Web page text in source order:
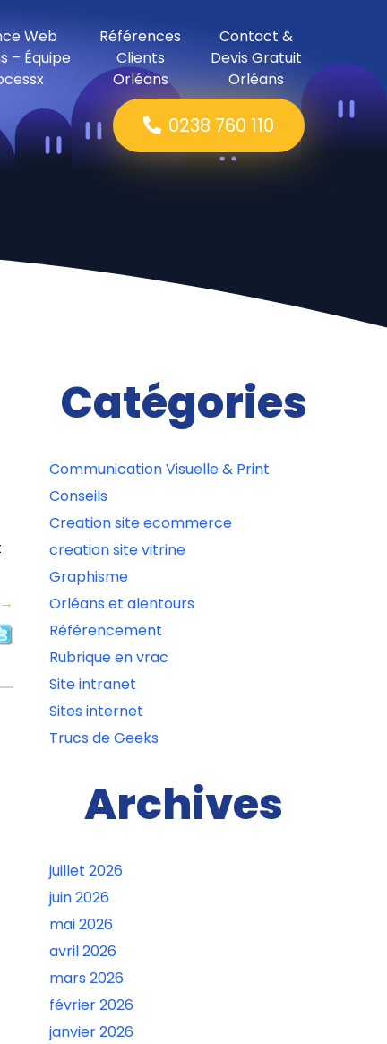
Web
– Équipe
Références
Clients
Orléans
Contact &
Devis Gratuit
Orléans
0238 760 110
→
Catégories
Communication Visuelle & Print
Conseils
Creation site ecommerce
creation site vitrine
Graphisme
Orléans et alentours
Référencement
Rubrique en vrac
Site intranet
Sites internet
Trucs de Geeks
Archives
juillet 2026
juin 2026
mai 2026
avril 2026
mars 2026
février 2026
janvier 2026